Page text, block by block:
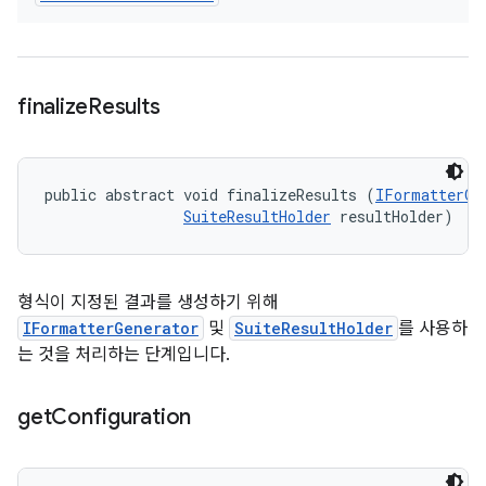
finalizeResults
public abstract void finalizeResults (
SuiteResultHolder resultHolder)
형식이 지정된 결과를 생성하기 위해
IFormatterGenerator 및 SuiteResultHolder 를 사용하
는 것을 처리하는 단계입니다.
getConfiguration